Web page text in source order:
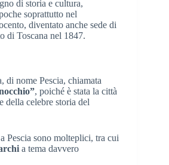
di storia e cultura,
soprattutto nel
diventato anche sede di
di Toscana nel 1847.
di nome Pescia, chiamata
, poiché è stata la città
della celebre storia del
Pescia sono molteplici, tra cui
a tema davvero